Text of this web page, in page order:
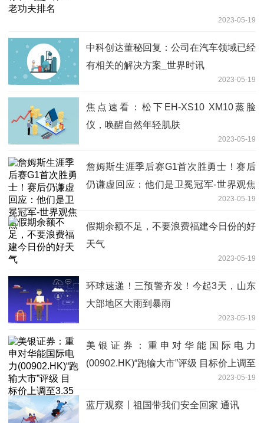
2023-05-19
中科创达董秘回复：公司在汽车领域已经
有相关的解决方案_世界时讯
2023-05-19
焦点速看：松下EH-XS10 XM10蒸脸
仪，唤醒自然年轻肌肤
2023-05-19
詹姆斯生涯季后赛G1首次胜勇士！赛后
仍谦虚回应：他们是卫冕冠军-世界观焦
2023-05-19
假期余额不足，不要浪费福建今日份的好
天气
2023-05-19
环球速递！三预警齐发！今起3天，山东
大部地区大雨到暴雨
2023-05-19
美银证券：重申对华能国际电力
(00902.HK)“跑输大市”评级 目标价上调至
2023-05-19
蓝厅观察丨祖国带我们安全回家 通讯